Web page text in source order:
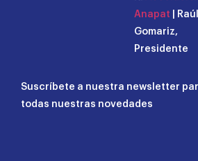
Anapat | Raúl
Gomariz,
Presidente
Suscríbete a nuestra newsletter
todas nuestras novedades